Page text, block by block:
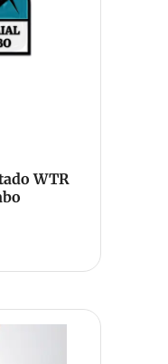
WTR